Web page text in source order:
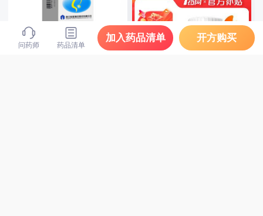
问药师 药品清单
加入药品清单 开方购买
逸青 糠酸莫米松鼻喷雾
剂 50μg*60揿/瓶